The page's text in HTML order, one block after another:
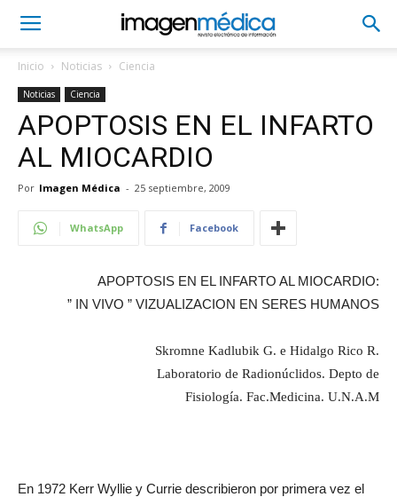
Inicio Noticias Ciencia
Noticias Ciencia
APOPTOSIS EN EL INFARTO
AL MIOCARDIO
Por Imagen Médica - 25 septiembre, 2009
WhatsApp Facebook
APOPTOSIS EN EL INFARTO AL MIOCARDIO:
” IN VIVO ” VIZUALIZACION EN SERES HUMANOS
Skromne Kadlubik G. e Hidalgo Rico R.
Laboratorio de Radionúclidos. Depto de
Fisiología. Fac.Medicina. U.N.A.M
En 1972 Kerr Wyllie y Currie describieron por primera vez el